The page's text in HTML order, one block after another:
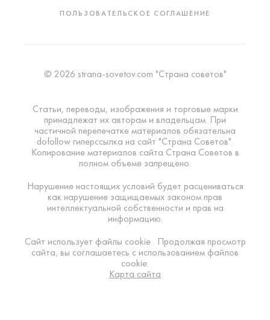
ПОЛЬЗОВАТЕЛЬСКОЕ СОГЛАШЕНИЕ
© 2026 strana-sovetov.com "Страна советов"
Статьи, переводы, изображения и торговые марки
принадлежат их авторам и владельцам. При
частичной перепечатке материалов обязательна
dofollow гиперссылка на сайт "Страна Советов".
Копирование материалов сайта Страна Советов в
полном объеме запрещено.
Нарушение настоящих условий будет расцениваться
как нарушение защищаемых законом прав
интеллектуальной собственности и прав на
информацию.
Сайт использует файлы cookie . Продолжая просмотр
сайта, вы соглашаетесь с использованием файлов
cookie.
Карта сайта